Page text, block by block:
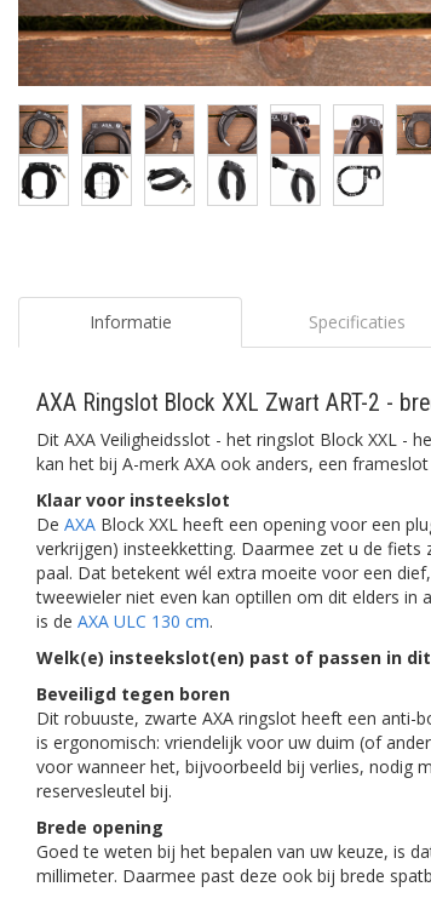
Informatie Specificaties
AXA Ringslot Block XXL Zwart ART-2 -
Dit AXA Veiligheidsslot - het ringslot Block XXL -
kan het bij A-merk AXA ook anders, een
Klaar voor insteekslot
De AXA Block XXL heeft een opening voor een
verkrijgen) insteekketting. Daarmee zet u de
paal. Dat betekent wél extra moeite voor een
tweewieler niet even kan optillen om dit elders
is de AXA ULC 130 cm.
Welk(e) insteekslot(en) past of passen in
Beveiligd tegen boren
Dit robuuste, zwarte AXA ringslot heeft een anti-
is ergonomisch: vriendelijk voor uw duim (of
voor wanneer het, bijvoorbeeld bij verlies, nodig
reservesleutel bij.
Brede opening
Goed te weten bij het bepalen van uw keuze, is
millimeter. Daarmee past deze ook bij brede